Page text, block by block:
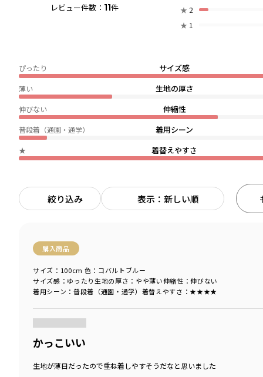
レビュー件数： 11件
★ 2
★ 1
サイズ感
ぴったり
生地の厚さ
薄い
伸縮性
伸びない
着用シーン
普段着（通園・通学）
着替えやすさ
★
絞り込み 表示：新しい順
購入商品
サイズ感 ：ゆったり 生地の厚さ ：やや薄い伸縮性 ：伸びない
着用シーン ：普段着（通園・通学） 着替えやすさ ：★★★★
サイズ：100cm 色：コバルトブルー
かっこいい
生地が薄目だったので重ね着しやすそうだなと思いました